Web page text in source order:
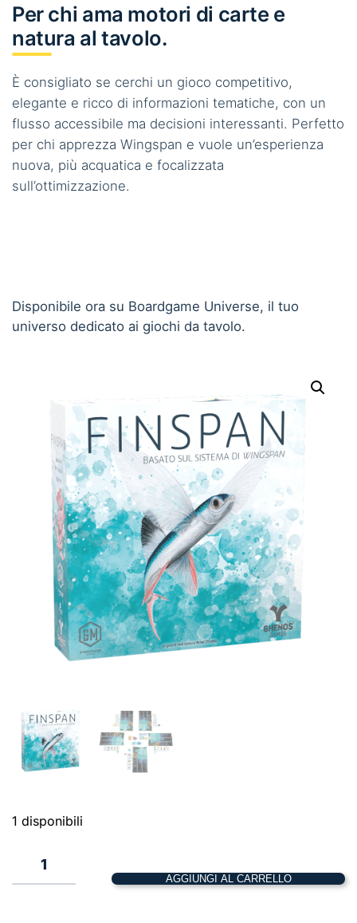
Per chi ama motori di carte e
natura al tavolo.
È consigliato se cerchi un gioco competitivo,
elegante e ricco di informazioni tematiche, con un
flusso accessibile ma decisioni interessanti. Perfetto
per chi apprezza Wingspan e vuole un’esperienza
nuova, più acquatica e focalizzata
sull’ottimizzazione.
Disponibile ora su Boardgame Universe, il tuo
universo dedicato ai giochi da tavolo.
1 disponibili
1
Finspan
AGGIUNGI AL CARRELLO